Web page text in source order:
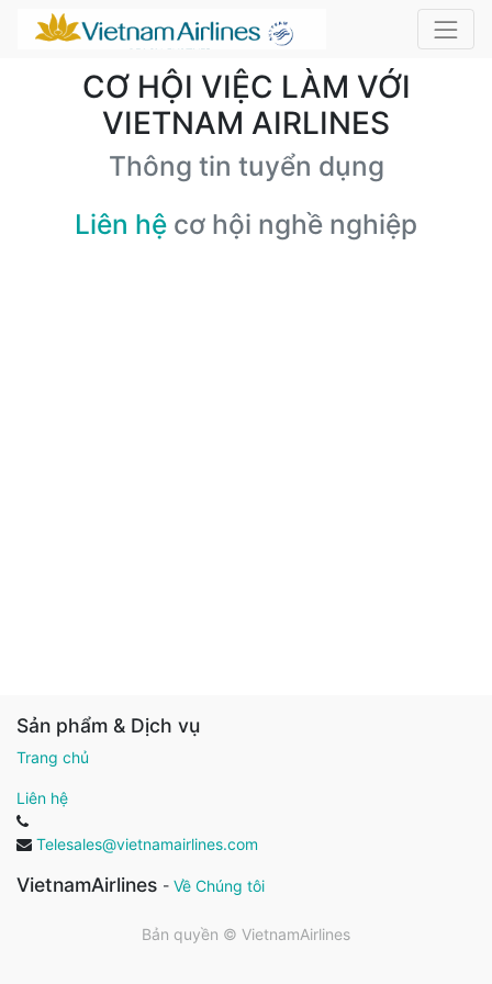
CƠ HỘI VIỆC LÀM VỚI
VIETNAM AIRLINES
Thông tin tuyển dụng
Liên hệ cơ hội nghề nghiệp
Sản phẩm & Dịch vụ
Trang chủ
Liên hệ
Telesales@vietnamairlines.com
VietnamAirlines - Về Chúng tôi
Bản quyền © VietnamAirlines